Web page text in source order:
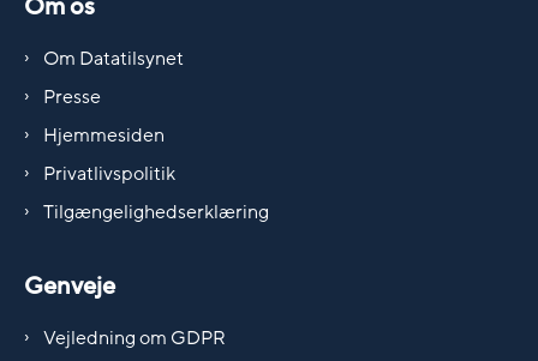
Om os
Om Datatilsynet
Presse
Hjemmesiden
Privatlivspolitik
Tilgængelighedserklæring
Genveje
Vejledning om GDPR